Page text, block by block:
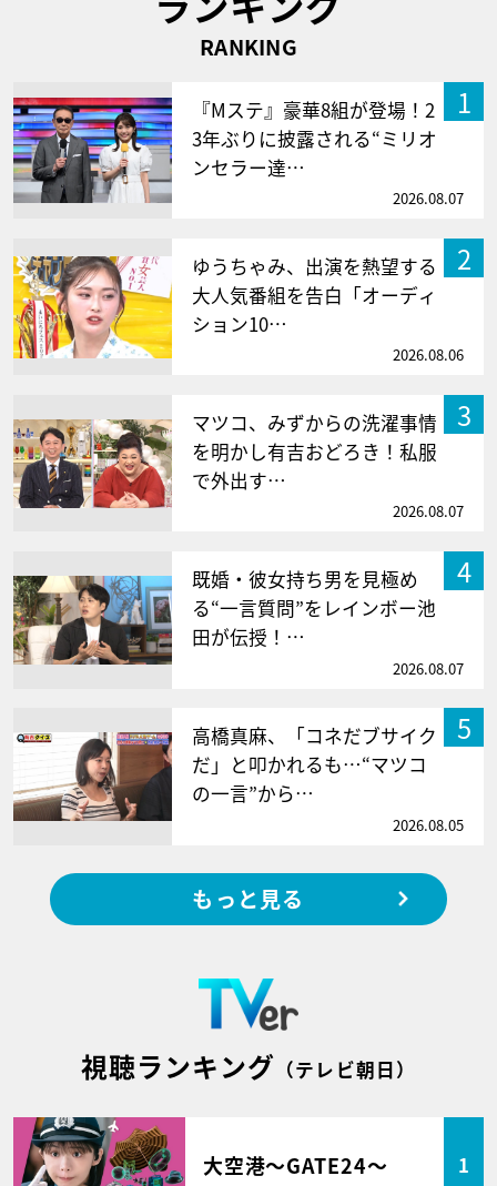
RANKING
1
『Mステ』豪華8組が登場！2
3年ぶりに披露される“ミリオ
ンセラー達…
2026.08.07
2
ゆうちゃみ、出演を熱望する
大人気番組を告白「オーディ
ション10…
2026.08.06
3
マツコ、みずからの洗濯事情
を明かし有吉おどろき！私服
で外出す…
2026.08.07
4
既婚・彼女持ち男を見極め
る“一言質問”をレインボー池
田が伝授！…
2026.08.07
5
高橋真麻、「コネだブサイク
だ」と叩かれるも…“マツコ
の一言”から…
2026.08.05
もっと見る
視聴ランキング （テレビ朝日）
大空港～GATE24～ 1